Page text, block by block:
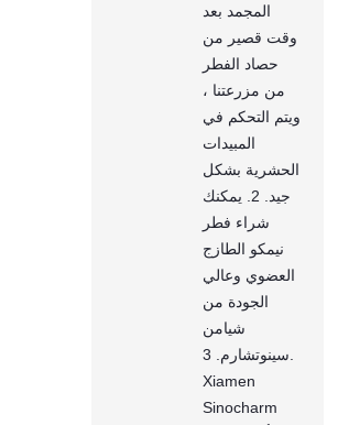
المجمد بعد
وقت قصير من
حصاد الفطر
من مزرعتنا ،
ويتم التحكم في
المبيدات
الحشرية بشكل
جيد. 2. يمكنك
شراء فطر
نيمكو الطازج
العضوي وعالي
الجودة من
شيامن
سينوتشارم. 3.
Xiamen
Sinocharm